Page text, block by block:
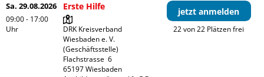
Sa. 29.08.2026
09:00 - 17:00
Uhr
Erste Hilfe
DRK Kreisverband
Wiesbaden e. V.
(Geschäftsstelle)
Flachstrasse  6
65197 Wiesbaden
jetzt anmelden
22 von 22 Plätzen frei